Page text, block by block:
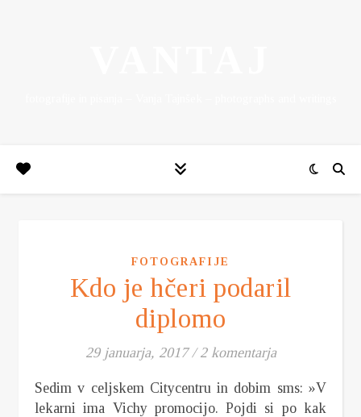
FOTOGRAFIJE
Kdo je hčeri podaril
diplomo
29 januarja, 2017 / 2 komentarja
Sedim v celjskem Citycentru in dobim sms: »V
lekarni ima Vichy promocijo. Pojdi si po kak